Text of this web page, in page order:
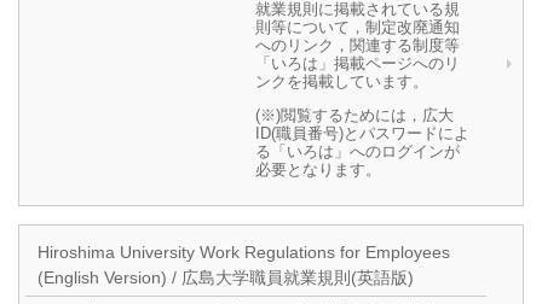
就業規則に掲載されている規
則等について，制定改廃通知
へのリンク，関連する制度等
「いろは」掲載ページへのリ
ンクを掲載しています。
(※)閲覧するためには，広大
ID(職員番号)とパスワードによ
る「いろは」へのログインが
必要となります。
Hiroshima University Work Regulations for Employees
(English Version) / 広島大学職員就業規則(英語版)